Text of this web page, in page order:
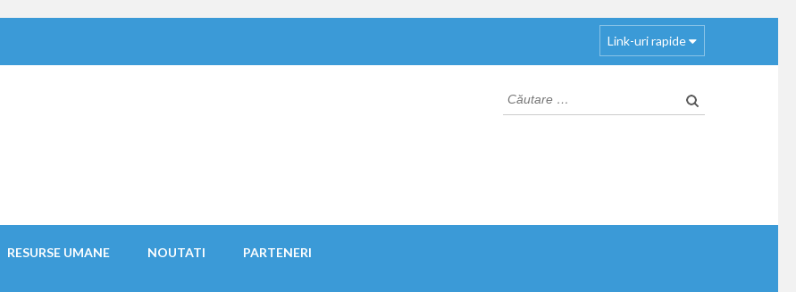
Link-uri rapide
Inclusiva Satu Mare
Caută
după:
RESURSE UMANE NOUTATI PARTENERI